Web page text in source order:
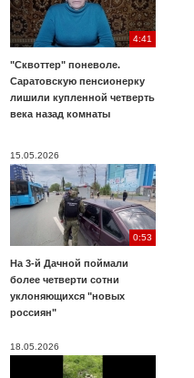
4:41
"Сквоттер" поневоле.
Саратовскую пенсионерку
лишили купленной четверть
века назад комнаты
15.05.2026
0:53
На 3-й Дачной поймали
более четверти сотни
уклоняющихся "новых
россиян"
18.05.2026